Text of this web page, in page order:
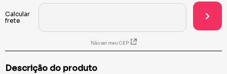
Não sei meu CEP
Descrição do produto